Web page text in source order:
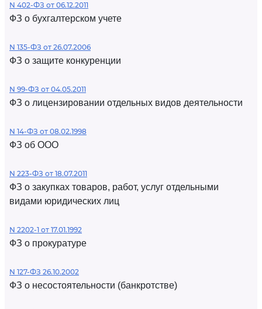
N 402-ФЗ от 06.12.2011
ФЗ о бухгалтерском учете
N 135-ФЗ от 26.07.2006
ФЗ о защите конкуренции
N 99-ФЗ от 04.05.2011
ФЗ о лицензировании отдельных видов деятельности
N 14-ФЗ от 08.02.1998
ФЗ об ООО
N 223-ФЗ от 18.07.2011
ФЗ о закупках товаров, работ, услуг отдельными
видами юридических лиц
N 2202-1 от 17.01.1992
ФЗ о прокуратуре
N 127-ФЗ 26.10.2002
ФЗ о несостоятельности (банкротстве)